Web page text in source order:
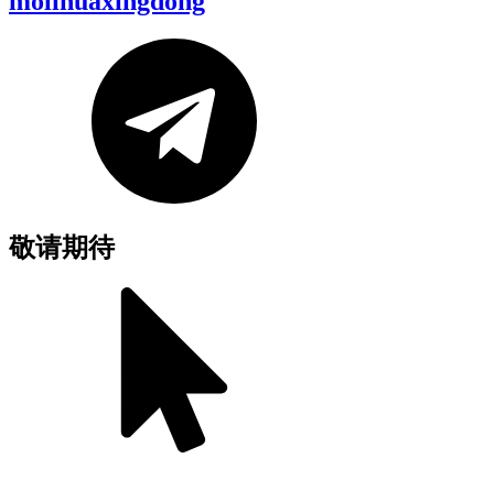
敬请期待